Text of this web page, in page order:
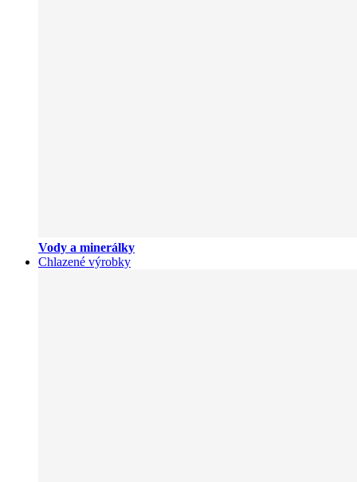
Vody a minerálky
Chlazené výrobky